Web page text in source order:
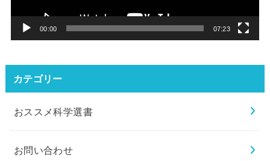
00:00 07:23
カテゴリー
おススメ科学選書
お問い合わせ